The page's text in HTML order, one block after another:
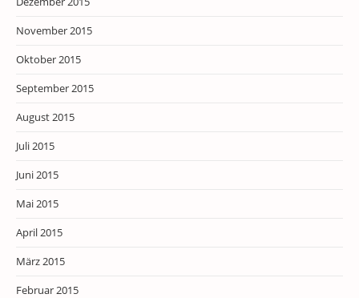
November 2015
Oktober 2015
September 2015
August 2015
Juli 2015
Juni 2015
Mai 2015
April 2015
März 2015
Februar 2015